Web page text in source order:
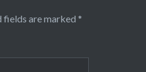
fields are marked *